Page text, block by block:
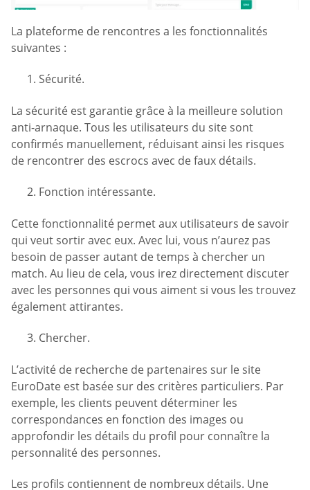
La plateforme de rencontres a les fonctionnalités
suivantes :
Sécurité.
La sécurité est garantie grâce à la meilleure solution
anti-arnaque. Tous les utilisateurs du site sont
confirmés manuellement, réduisant ainsi les risques
de rencontrer des escrocs avec de faux détails.
Fonction intéressante.
Cette fonctionnalité permet aux utilisateurs de savoir
qui veut sortir avec eux. Avec lui, vous n’aurez pas
besoin de passer autant de temps à chercher un
match. Au lieu de cela, vous irez directement discuter
avec les personnes qui vous aiment si vous les trouvez
également attirantes.
Chercher.
L’activité de recherche de partenaires sur le site
EuroDate est basée sur des critères particuliers. Par
exemple, les clients peuvent déterminer les
correspondances en fonction des images ou
approfondir les détails du profil pour connaître la
personnalité des personnes.
Les profils contiennent de nombreux détails. Une